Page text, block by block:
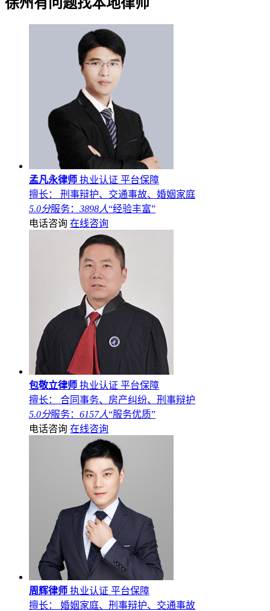
孟凡永律师 执业认证 平台保障
擅长： 刑事辩护、交通事故、婚姻家庭
5.0分服务： 3898人“经验丰富”
电话咨询 在线咨询
包敬立律师 执业认证 平台保障
擅长： 合同事务、房产纠纷、刑事辩护
5.0分服务： 6157人“服务优质”
电话咨询 在线咨询
周辉律师 执业认证 平台保障
擅长： 婚姻家庭、刑事辩护、交通事故